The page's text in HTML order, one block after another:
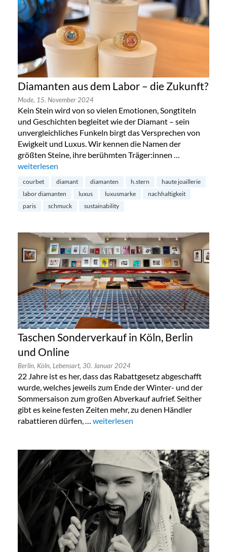
Diamanten aus dem Labor – die Zukunft?
Mode, 15. November 2024
Kein Stein wird von so vielen Emotionen, Songtiteln
und Geschichten begleitet wie der Diamant – sein
unvergleichliches Funkeln birgt das Versprechen von
Ewigkeit und Luxus. Wir kennen die Namen der
größten Steine, ihre berühmten Träger:innen …
„Diamanten aus dem Labor – die Zukunft?“
weiterlesen
courbet diamant diamanten h.stern
haute joaillerie
labor diamanten
luxus luxusmarke
nachhaltigkeit
paris
schmuck sustainability
Taschen Sonderverkauf in Köln, Berlin
und Online
Berlin, Köln, Lebensart, 30. Januar 2024
22 Jahre ist es her, dass das Rabattgesetz abgeschafft
wurde, welches jeweils zum Ende der Winter- und der
Sommersaison zum großen Abverkauf aufrief. Seither
gibt es keine festen Zeiten mehr, zu denen Händler
rabattieren dürfen, … „Taschen Sonderverkauf in Köln,
weiterlesen